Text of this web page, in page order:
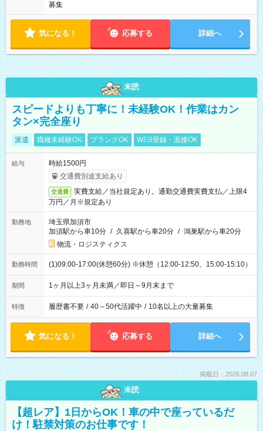
募集
気になる！ 応募する 詳細へ
未読
スピードよりも丁寧に！未経験OK！作業はカン
タン×完全座り
派遣 職種未経験OK ブランクOK WEB登録・面接OK
給与
時給1500円
交通費別途支給あり
交通費
実費支給／当社規定あり。通勤交通費実費支払／上限4
万円／月※規定あり
勤務地
埼玉県加須市
加須駅から車10分 / 久喜駅から車20分 / 鴻巣駅から車20分
物流・ロジスティクス
勤務時間 (1)09:00-17:00(休憩60分) ※休憩（12:00-12:50、15:00-15:10）
期間 1ヶ月以上3ヶ月未満／即日～9月末まで
特徴 履歴書不要 / 40～50代活躍中 / 10名以上の大量募集
気になる！ 応募する 詳細へ
掲載日：2026.08.07
未読
【超レア】1日からOK！車の中で座っているだ
け！駐禁対策のお仕事です！